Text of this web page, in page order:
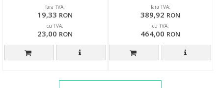
fara TVA:
19,33 RON
cu TVA:
23,00 RON
fara TVA:
389,92 RON
cu TVA:
464,00 RON